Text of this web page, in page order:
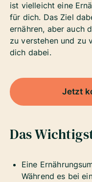
ist vielleicht eine
für dich. Das Ziel
ernähren, aber auch
zu verstehen und zu
dich dabei.
Jetzt
Das
Eine
Während es bei